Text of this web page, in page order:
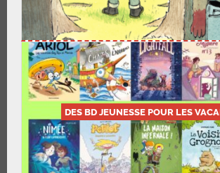
DES BD JEUNESSE POUR LES